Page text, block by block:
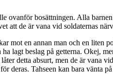
bosättningen. Alla
att de är vana vid soldaternas
mot en annan man och en
lagt beslag på getterna. Okej,
detta absurt, men de är
deras. Tahseen kan bara